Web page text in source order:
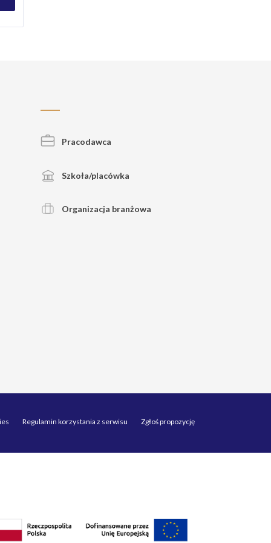
Pracodawca
Szkoła/placówka
Organizacja branżowa
Regulamin korzystania z serwisu Zgłoś propozycję